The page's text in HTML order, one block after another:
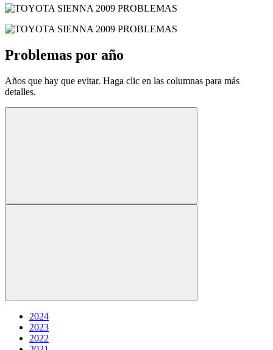
Problemas por año
Años que hay que evitar. Haga clic en las columnas para más
detalles.
2024
2023
2022